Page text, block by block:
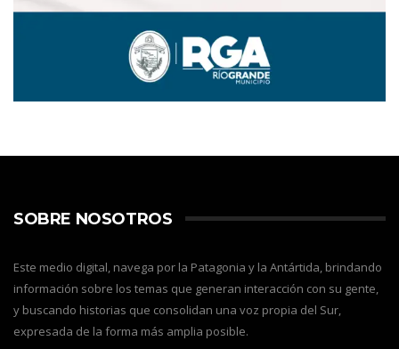
SOBRE NOSOTROS
Este medio digital, navega por la Patagonia y la Antártida, brindando
información sobre los temas que generan interacción con su gente,
y buscando historias que consolidan una voz propia del Sur,
expresada de la forma más amplia posible.